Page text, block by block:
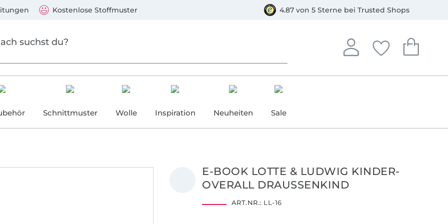
Kostenlose Stoffmuster 4.87 von 5 Sterne bei Trusted Shops
Anmelden
In deinem Konto
Deine
Du hast keine
Dein
Du hast
Schnittmuster Wolle Inspiration Neuheiten Sale
E-BOOK LOTTE & LUDWIG KINDER-
OVERALL DRAUSSENKIND
ART.NR.: LL-16
Mastercard, PayPal, Giropay, Kauf auf Rechnung, Vorkasse